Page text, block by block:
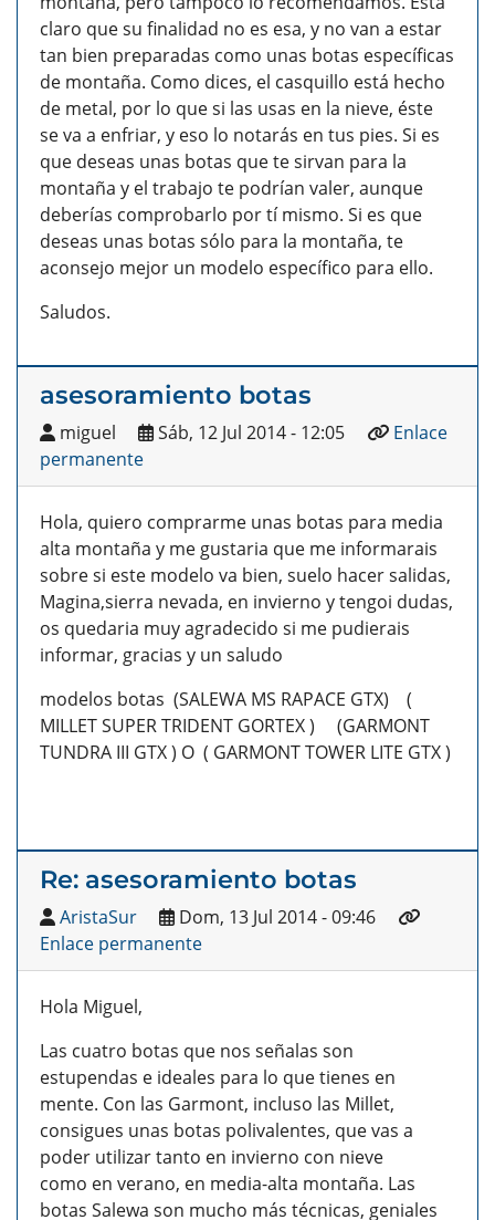
claro que su finalidad no es esa, y no van a estar
tan bien preparadas como unas botas específicas
de montaña. Como dices, el casquillo está hecho
de metal, por lo que si las usas en la nieve, éste
se va a enfriar, y eso lo notarás en tus pies. Si es
que deseas unas botas que te sirvan para la
montaña y el trabajo te podrían valer, aunque
deberías comprobarlo por tí mismo. Si es que
deseas unas botas sólo para la montaña, te
aconsejo mejor un modelo específico para ello.
Saludos.
asesoramiento botas
miguel Sáb, 12 Jul 2014 - 12:05
Enlace
permanente
Hola, quiero comprarme unas botas para media
alta montaña y me gustaria que me informarais
sobre si este modelo va bien, suelo hacer salidas,
Magina,sierra nevada, en invierno y tengoi dudas,
os quedaria muy agradecido si me pudierais
informar, gracias y un saludo
modelos botas (SALEWA MS RAPACE GTX) (
MILLET SUPER TRIDENT GORTEX ) (GARMONT
TUNDRA III GTX ) O ( GARMONT TOWER LITE GTX )
Re: asesoramiento botas
AristaSur
Dom, 13 Jul 2014 - 09:46
Enlace permanente
Hola Miguel,
Las cuatro botas que nos señalas son
estupendas e ideales para lo que tienes en
mente. Con las Garmont, incluso las Millet,
consigues unas botas polivalentes, que vas a
poder utilizar tanto en invierno con nieve
como en verano, en media-alta montaña. Las
botas Salewa son mucho más técnicas, geniales